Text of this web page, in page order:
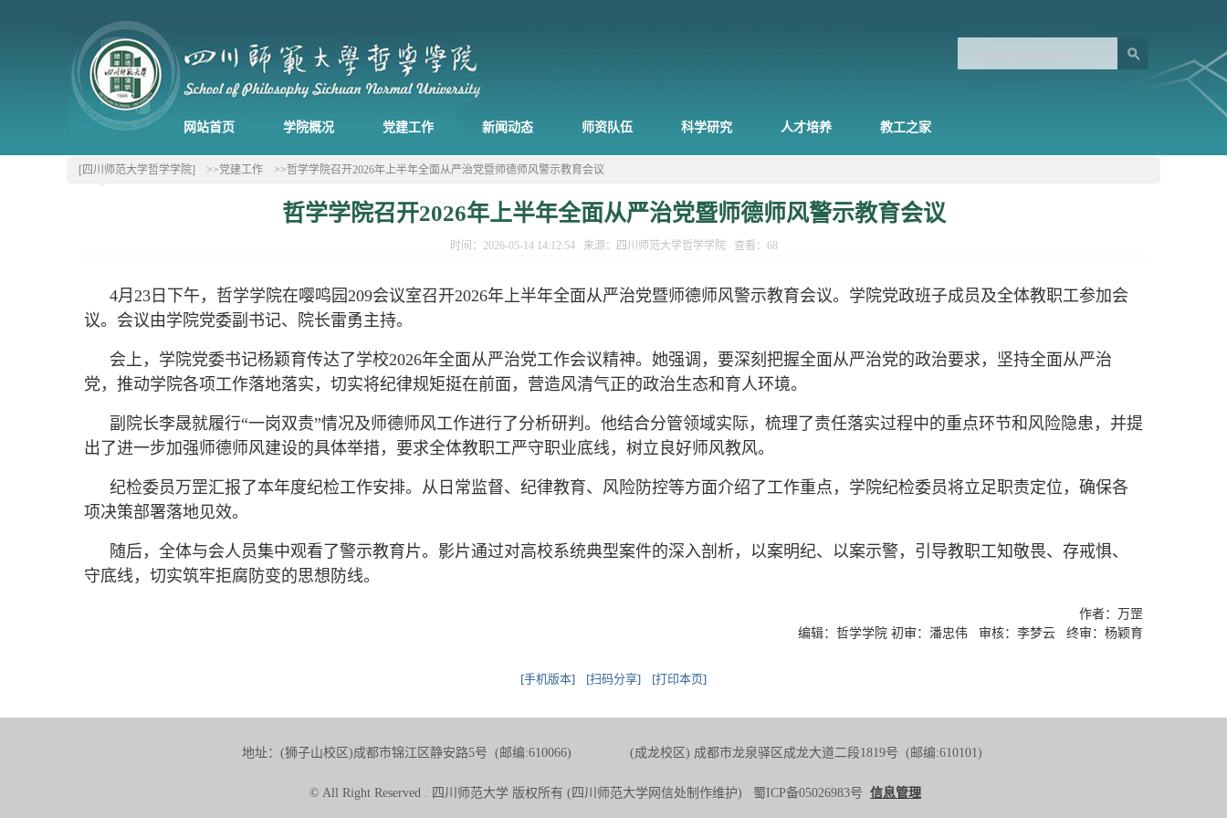
网站首页 学院概况 党建工作 新闻动态 师资队伍 科学研究 人才培养 教工之家
[四川师范大学哲学学院] >>党建工作 >>哲学学院召开2026年上半年全面从严治党暨师德师风警示教育会议
哲学学院召开2026年上半年全面从严治党暨师德师风警示教育会议
时间：2026-05-14 14:12:54 来源：四川师范大学哲学学院 查看： 68
4月23日下午，哲学学院在嘤鸣园209会议室召开2026年上半年全面从严治党暨师德师风警示教育会议。学院党政班子成员及全体教职工参加会
议。会议由学院党委副书记、院长雷勇主持。
会上，学院党委书记杨颖育传达了学校2026年全面从严治党工作会议精神。她强调，要深刻把握全面从严治党的政治要求，坚持全面从严治
党，推动学院各项工作落地落实，切实将纪律规矩挺在前面，营造风清气正的政治生态和育人环境。
副院长李晟就履行“一岗双责”情况及师德师风工作进行了分析研判。他结合分管领域实际，梳理了责任落实过程中的重点环节和风险隐患，并提
出了进一步加强师德师风建设的具体举措，要求全体教职工严守职业底线，树立良好师风教风。
纪检委员万罡汇报了本年度纪检工作安排。从日常监督、纪律教育、风险防控等方面介绍了工作重点，学院纪检委员将立足职责定位，确保各
项决策部署落地见效。
随后，全体与会人员集中观看了警示教育片。影片通过对高校系统典型案件的深入剖析，以案明纪、以案示警，引导教职工知敬畏、存戒惧、
守底线，切实筑牢拒腐防变的思想防线。
作者：万罡
编辑：哲学学院 初审：潘忠伟 审核：李梦云 终审：杨颖育
[手机版本] [扫码分享] [打印本页]
地址：(狮子山校区)成都市锦江区静安路5号 (邮编:610066) (成龙校区) 成都市龙泉驿区成龙大道二段1819号 (邮编:610101)
© All Right Reserved . 四川师范大学 版权所有 (四川师范大学网信处制作维护) 蜀ICP备05026983号 信息管理